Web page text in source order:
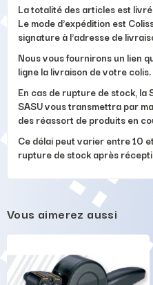
La totalité des articles est
Le mode d'expédition est
signature à l'adresse de
Nous vous fournirons un lien
ligne la livraison de votre colis.
En cas de rupture de stock, la
SASU vous transmettra par
des réassort de produits en
Ce délai peut varier entre 10
rupture de stock après
Vous aimerez aussi